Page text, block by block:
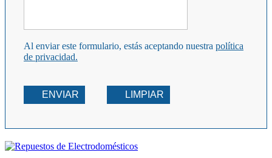
Al enviar este formulario, estás aceptando nuestra política
de privacidad.
ENVIAR LIMPIAR